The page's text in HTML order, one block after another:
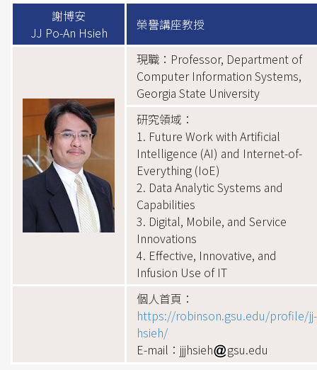
謝博安
JJ Po-An Hsieh
榮譽講座教授
現職：Professor, Department of
Computer Information Systems,
Georgia State University
研究領域：
1. Future Work with Artificial
Intelligence (AI) and Internet-of-
Everything (IoE)
2. Data Analytic Systems and
Capabilities
3. Digital, Mobile, and Service
Innovations
4. Effective, Innovative, and
Infusion Use of IT
個人首頁：
https://robinson.gsu.edu/profile/jj-
hsieh/
E-mail：jjjhsieh
gsu.edu